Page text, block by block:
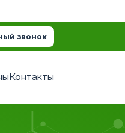
звонок
Контакты